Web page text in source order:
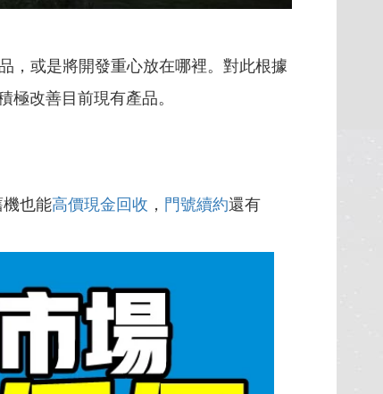
或是將開發重心放在哪裡。對此根據
極改善目前現有產品。
機也能高價現金回收 ， 門號續約還有